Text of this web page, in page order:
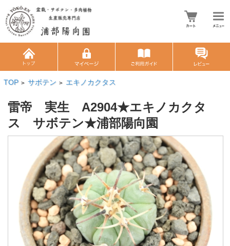
TOP > サボテン > エキノカクタス
雷帝 実生 A2904★エキノカクタ
ス サボテン★浦部陽向園